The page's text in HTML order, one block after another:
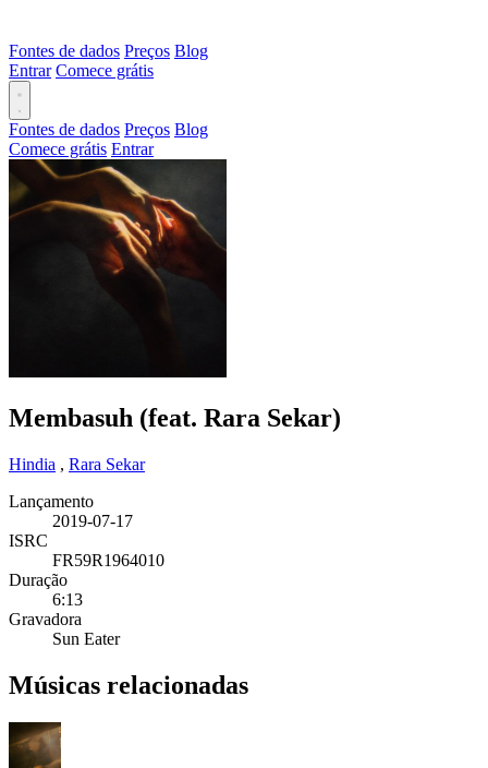
Fontes de dados Preços Blog
Entrar Comece grátis
Fontes de dados Preços Blog
Comece grátis Entrar
Membasuh (feat. Rara Sekar)
Hindia , Rara Sekar
Lançamento
2019-07-17
ISRC
FR59R1964010
Duração
6:13
Gravadora
Sun Eater
Músicas relacionadas